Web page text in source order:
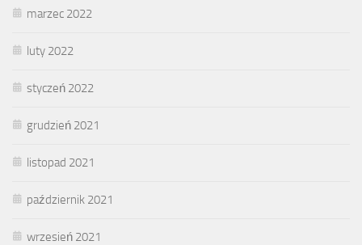
marzec 2022
luty 2022
styczeń 2022
grudzień 2021
listopad 2021
październik 2021
wrzesień 2021